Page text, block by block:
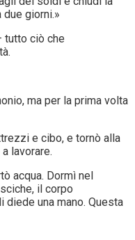
giorni.»
tutto ciò che
ma per la prima volta
e cibo, e tornò alla
lavorare.
acqua. Dormì nel
il corpo
diede una mano. Questa